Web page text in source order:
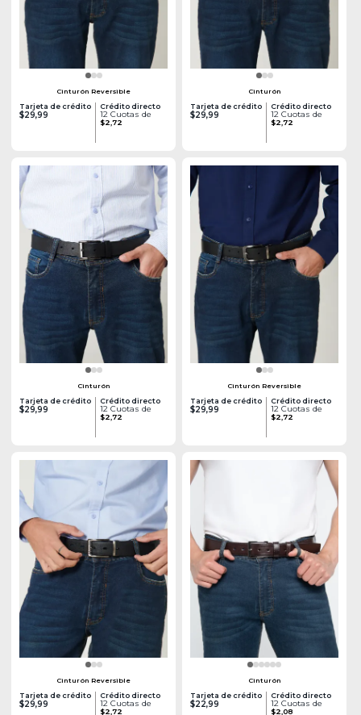
Cinturón Reversible
Tarjeta de crédito
$29,99
Crédito directo
12 Cuotas de
$2,72
Cinturón
Tarjeta de crédito
$29,99
Crédito directo
12 Cuotas de
$2,72
Cinturón
Tarjeta de crédito
$29,99
Crédito directo
12 Cuotas de
$2,72
Cinturón Reversible
Tarjeta de crédito
$29,99
Crédito directo
12 Cuotas de
$2,72
Cinturón Reversible
Tarjeta de crédito
$29,99
Crédito directo
12 Cuotas de
$2,72
Cinturón
Tarjeta de crédito
$22,99
Crédito directo
12 Cuotas de
$2,08